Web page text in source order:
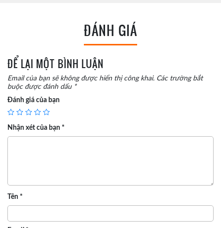
ĐÁNH GIÁ
ĐỂ LẠI MỘT BÌNH LUẬN
Email của bạn sẽ không được hiển thị công khai. Các trường bắt
buộc được đánh dấu *
Đánh giá của bạn
Nhận xét của bạn *
Tên *